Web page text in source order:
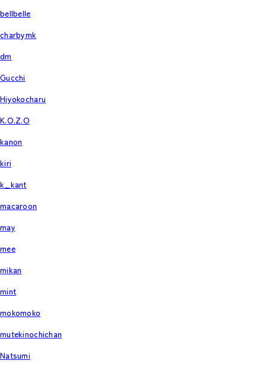
bellbelle
charbymk
dm
Gucchi
Hiyokocharu
K.O.Z.O
kanon
kiri
k_kant
macaroon
may
mee
mikan
mint
mokomoko
mutekinochichan
Natsumi